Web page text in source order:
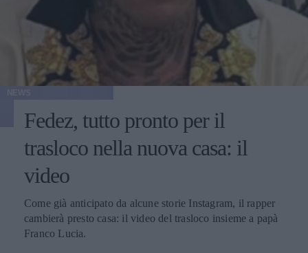
Fedez, tutto pronto per il
trasloco nella nuova casa: il
video
Come già anticipato da alcune storie Instagram, il rapper
cambierà presto casa: il video del trasloco insieme a papà
Franco Lucia.